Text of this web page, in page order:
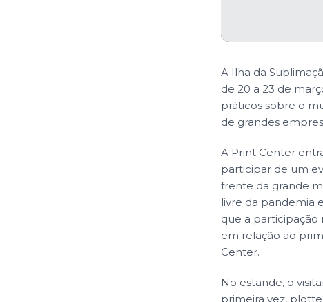
A Ilha da
de 20 a 23 de
práticos sobre o
de grandes
A Print Center
participar de um
frente da grande
livre da pandemia
que a participação
em relação ao
Center.
No estande, o
primeira vez,